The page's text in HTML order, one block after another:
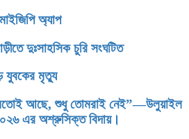
অ্যাপ
দুঃসাহসিক চুরি সংঘটিত
যুবকের মৃত্যু
আছে, শুধু তোমরাই নেই”—উলুয়াইল
২০২৬ এর অশ্রুসিক্ত বিদায়।